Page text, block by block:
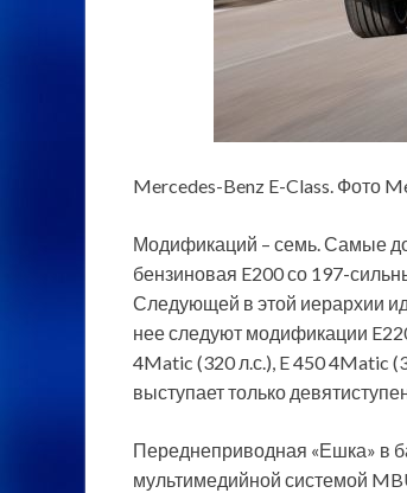
Mercedes-Benz E-Class. Фото
Модификаций – семь. Самые
бензиновая E200 со 197-
Следующей в этой иерархии
нее следуют модификации
4Matic (320 л.с.), E 450 4Matic
выступает только
Переднеприводная «Ешка» в
мультимедийной системой